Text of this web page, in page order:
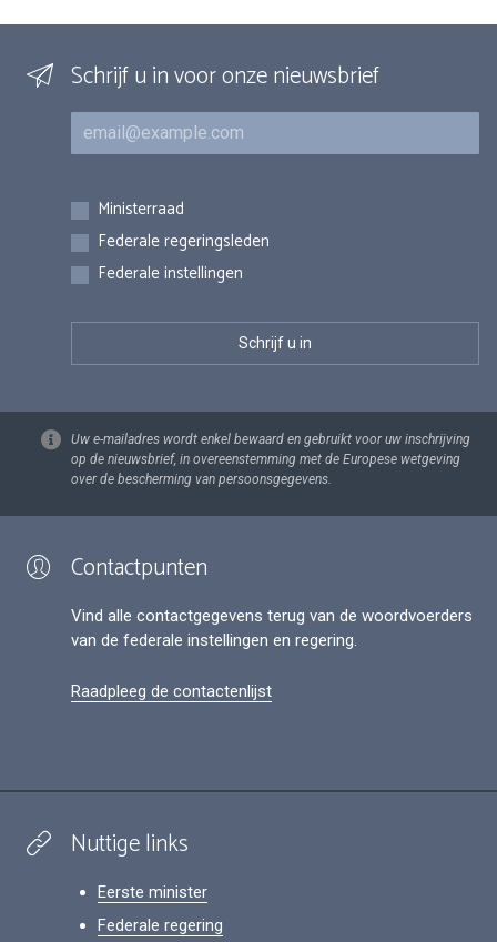
Schrijf u in voor onze nieuwsbrief
E-mail
Inschrijvingen
Ministerraad
Federale regeringsleden
Federale instellingen
Uw e-mailadres wordt enkel bewaard en gebruikt voor uw inschrijving
op de nieuwsbrief, in overeenstemming met de Europese wetgeving
over de bescherming van persoonsgegevens.
Contactpunten
Vind alle contactgegevens terug van de woordvoerders
van de federale instellingen en regering.
Raadpleeg de contactenlijst
Nuttige links
Eerste minister
Federale regering